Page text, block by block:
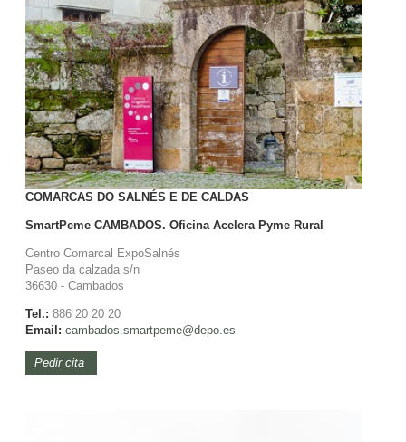
COMARCAS DO SALNÉS E DE CALDAS
SmartPeme CAMBADOS. Oficina Acelera Pyme Rural
Centro Comarcal ExpoSalnés
Paseo da calzada s/n
36630 - Cambados
Tel.: 886 20 20 20
Email: cambados.smartpeme@depo.es
Pedir cita